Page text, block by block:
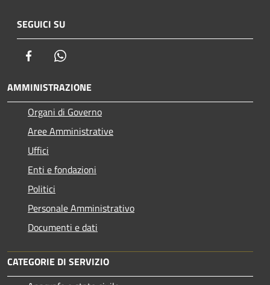
SEGUICI SU
Facebook
AMMINISTRAZIONE
Organi di Governo
Aree Amministrative
Uffici
Enti e fondazioni
Politici
Personale Amministrativo
Documenti e dati
CATEGORIE DI SERVIZIO